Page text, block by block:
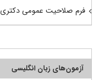
فرم صلاحیت عمومی دکتری
آزمون‌های زبان انگلیسی